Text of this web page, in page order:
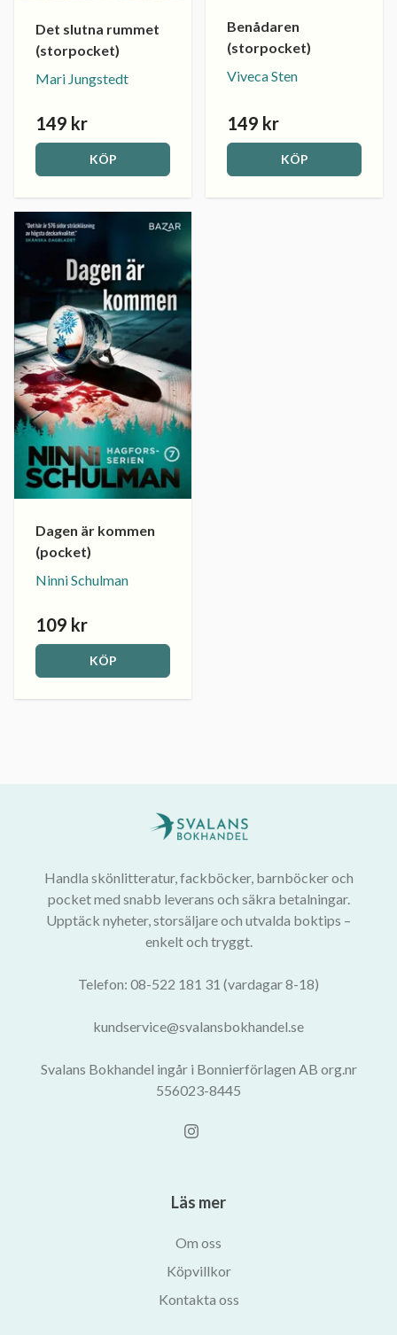
Det slutna rummet
(storpocket)
Mari Jungstedt
149 kr
KÖP
Benådaren
(storpocket)
Viveca Sten
149 kr
KÖP
Dagen är kommen
(pocket)
Ninni Schulman
109 kr
KÖP
Handla skönlitteratur, fackböcker, barnböcker och
pocket med snabb leverans och säkra betalningar.
Upptäck nyheter, storsäljare och utvalda boktips –
enkelt och tryggt.
Telefon: 08-522 181 31 (vardagar 8-18)
kundservice@svalansbokhandel.se
Svalans Bokhandel ingår i Bonnierförlagen AB org.nr
556023-8445
Läs mer
Om oss
Köpvillkor
Kontakta oss